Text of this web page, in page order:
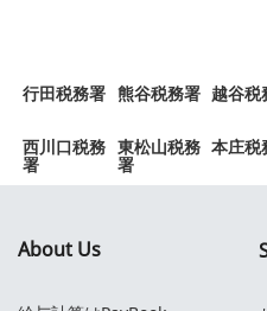
行田税務署 熊谷税務署 越谷税
西川口税務
署
東松山税務
署
本庄税
About Us